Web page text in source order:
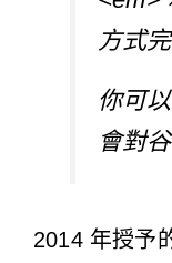
方式
你可
會對
2014 年授予